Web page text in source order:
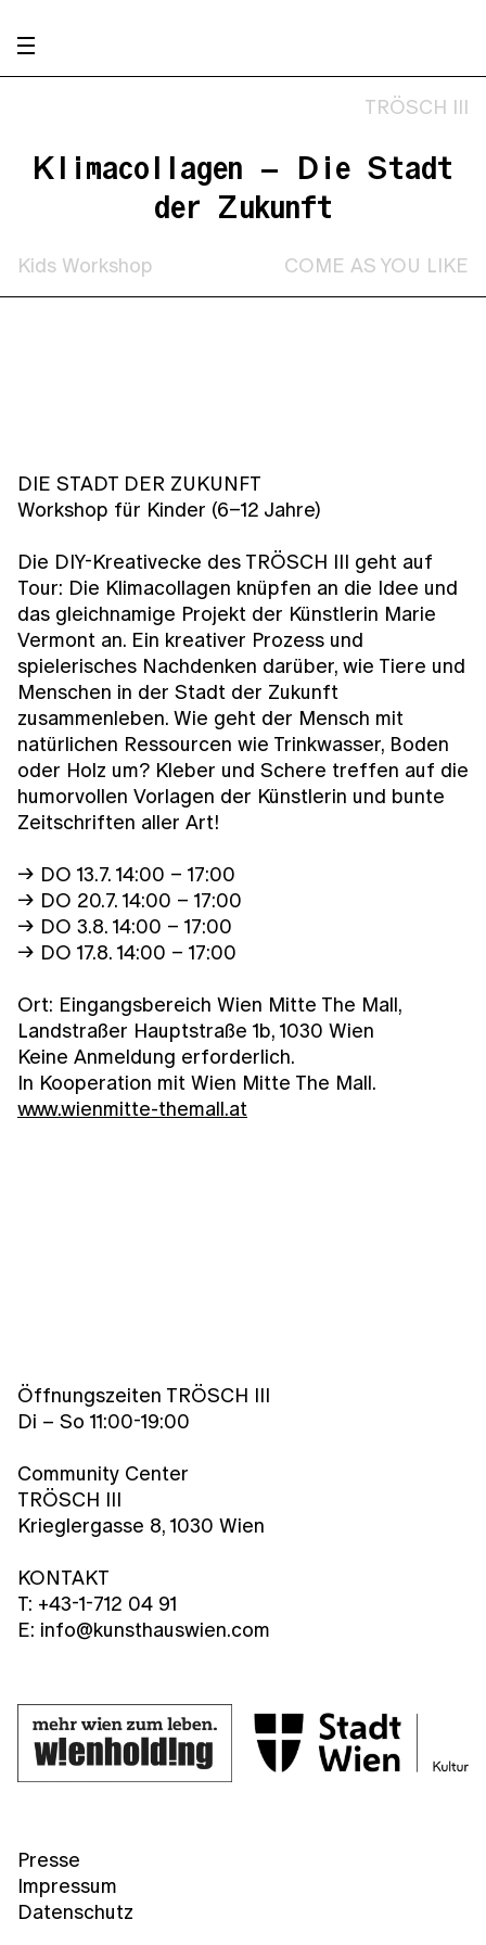
TRÖSCH III
Klimacollagen – Die Stadt
der Zukunft
Kids Workshop COME AS YOU LIKE
DIE STADT DER ZUKUNFT
Workshop für Kinder (6–12 Jahre)
Die DIY-Kreativecke des TRÖSCH III geht auf
Tour: Die Klimacollagen knüpfen an die Idee und
das gleichnamige Projekt der Künstlerin Marie
Vermont an. Ein kreativer Prozess und
spielerisches Nachdenken darüber, wie Tiere und
Menschen in der Stadt der Zukunft
zusammenleben. Wie geht der Mensch mit
natürlichen Ressourcen wie Trinkwasser, Boden
oder Holz um? Kleber und Schere treffen auf die
humorvollen Vorlagen der Künstlerin und bunte
Zeitschriften aller Art!
→ DO 13.7. 14:00 – 17:00
→ DO 20.7. 14:00 – 17:00
→ DO 3.8. 14:00 – 17:00
→ DO 17.8. 14:00 – 17:00
Ort: Eingangsbereich Wien Mitte The Mall,
Landstraßer Hauptstraße 1b, 1030 Wien
Keine Anmeldung erforderlich.
In Kooperation mit Wien Mitte The Mall.
www.wienmitte-themall.at
Öffnungszeiten TRÖSCH III
Di – So 11:00-19:00
Community Center
TRÖSCH III
Krieglergasse 8, 1030 Wien
KONTAKT
T: +43-1-712 04 91
E: info@kunsthauswien.com
Presse
Impressum
Datenschutz